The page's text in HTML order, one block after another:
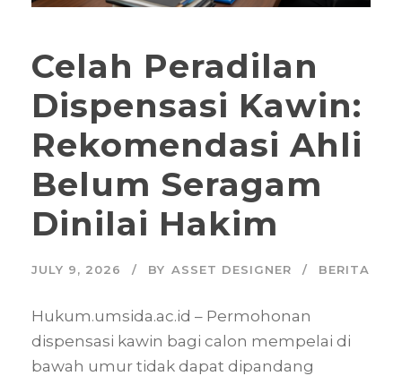
Celah Peradilan
Dispensasi Kawin:
Rekomendasi Ahli
Belum Seragam
Dinilai Hakim
JULY 9, 2026 BY ASSET DESIGNER BERITA
Hukum.umsida.ac.id – Permohonan
dispensasi kawin bagi calon mempelai di
bawah umur tidak dapat dipandang